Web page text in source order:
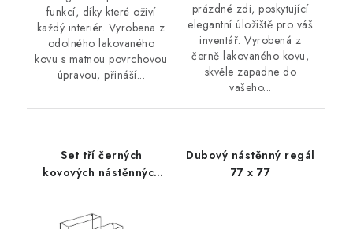
funkcí, díky které oživí
každý interiér. Vyrobena z
odolného lakovaného
kovu s matnou povrchovou
úpravou, přináší...
prázdné zdi, poskytující
elegantní úložiště pro váš
inventář. Vyrobená z
černě lakovaného kovu,
skvěle zapadne do
vašeho...
Set tří černých
kovových nástěnných
Dubový nástěnný regál
77 x 77